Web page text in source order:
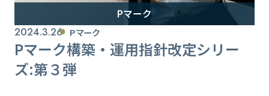
Pマーク
2024.3.26 Pマーク
Pマーク構築・運用指針改定シリー
ズ:第３弾